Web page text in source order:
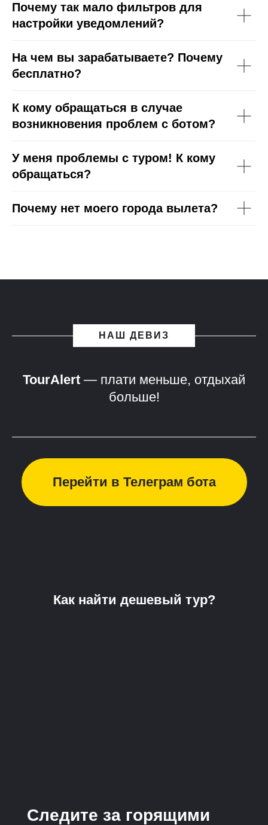
Почему так мало фильтров для
настройки уведомлений?
На чем вы зарабатываете? Почему
бесплатно?
К кому обращаться в случае
возникновения проблем с ботом?
У меня проблемы с туром! К кому
обращаться?
Почему нет моего города вылета?
НАШ ДЕВИЗ
TourAlert — плати меньше, отдыхай
больше!
Перейти в Телеграм бота
Как найти дешевый тур?
Следите за горящими